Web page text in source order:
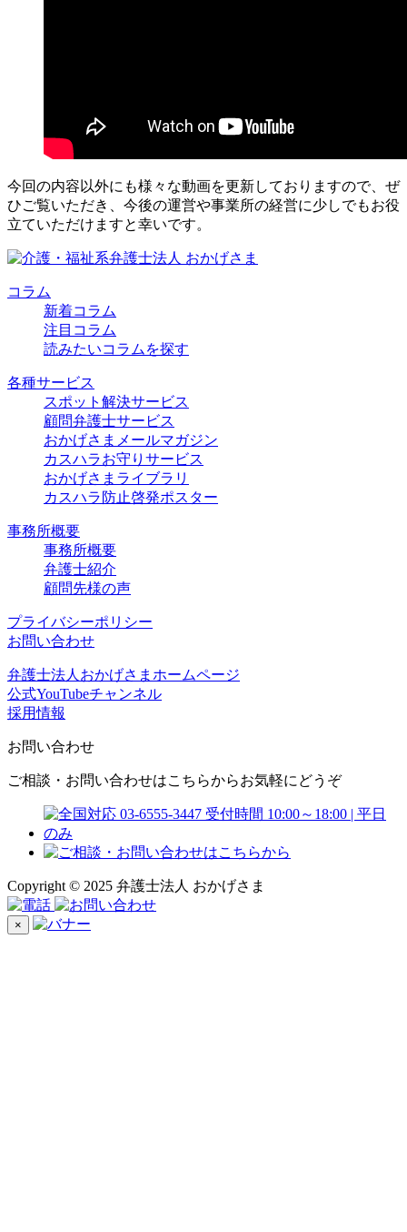
今回の内容以外にも様々な動画を更新しておりますので、ぜ
ひご覧いただき、今後の運営や事業所の経営に少しでもお役
立ていただけますと幸いです。
コラム
新着コラム
注目コラム
読みたいコラムを探す
各種サービス
スポット解決サービス
顧問弁護士サービス
おかげさまメールマガジン
カスハラお守りサービス
おかげさまライブラリ
カスハラ防止啓発ポスター
事務所概要
事務所概要
弁護士紹介
顧問先様の声
プライバシーポリシー
お問い合わせ
弁護士法人おかげさまホームページ
公式YouTubeチャンネル
採用情報
お問い合わせ
ご相談・お問い合わせはこちらからお気軽にどうぞ
Copyright © 2025 弁護士法人 おかげさま
×